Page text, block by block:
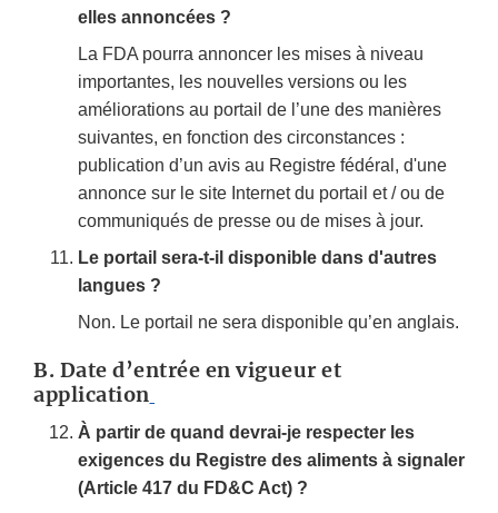
elles annoncées ?
La FDA pourra annoncer les mises à niveau
importantes, les nouvelles versions ou les
améliorations au portail de l’une des manières
suivantes, en fonction des circonstances :
publication d’un avis au Registre fédéral, d'une
annonce sur le site Internet du portail et / ou de
communiqués de presse ou de mises à jour.
Le portail sera-t-il disponible dans d'autres
langues ?
Non. Le portail ne sera disponible qu’en anglais.
B. Date d’entrée en vigueur et
application
À partir de quand devrai-je respecter les
exigences du Registre des aliments à signaler
(Article 417 du FD&C Act) ?